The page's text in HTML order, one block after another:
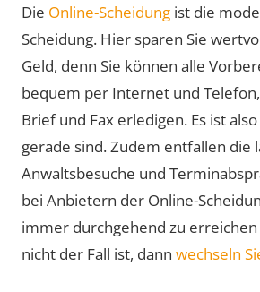
Die Online-Scheidung ist die
Scheidung. Hier sparen Sie
Geld, denn Sie können alle
bequem per Internet und
Brief und Fax erledigen. Es ist
gerade sind. Zudem entfallen die
Anwaltsbesuche und
bei Anbietern der Online-
immer durchgehend zu erreichen
nicht der Fall ist, dann wechseln